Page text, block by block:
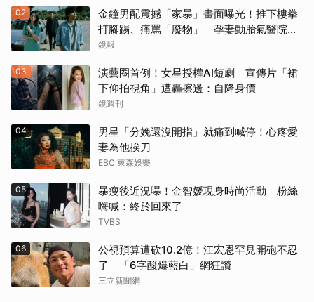
02
金鐘男配震撼「家暴」畫面曝光！推下樓拳
打腳踢、痛罵「廢物」 孕妻動胎氣醫院爆
激烈衝突
鏡報
03
演藝圈首例！女星授權AI短劇 宣傳片「裙
下仰拍視角」遭轟擦邊：自降身價
鏡週刊
04
男星「分娩還沒開指」就痛到喊停！心疼愛
妻為他挨刀
EBC 東森娛樂
05
暴瘦後近況曝！金智媛現身時尚活動 粉絲
嗨喊：終於回來了
TVBS
06
公視預算遭砍10.2億！江宏恩罕見開砲不忍
了 「6字酸爆藍白」網狂讚
三立新聞網